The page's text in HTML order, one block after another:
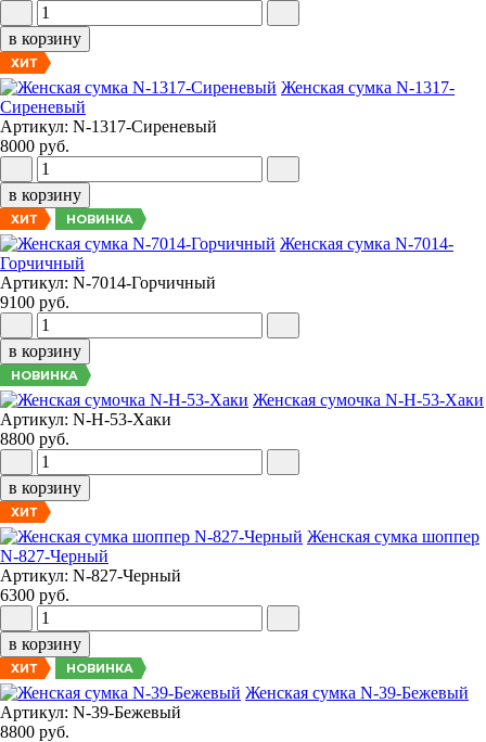
в корзину
ХИТ
Женская сумка N-1317-
Сиреневый
Артикул: N-1317-Сиреневый
8000 руб.
в корзину
ХИТ НОВИНКА
Женская сумка N-7014-
Горчичный
Артикул: N-7014-Горчичный
9100 руб.
в корзину
НОВИНКА
Женская сумочка N-H-53-Хаки
Артикул: N-H-53-Хаки
8800 руб.
в корзину
ХИТ
Женская сумка шоппер
N-827-Черный
Артикул: N-827-Черный
6300 руб.
в корзину
ХИТ НОВИНКА
Женская сумка N-39-Бежевый
Артикул: N-39-Бежевый
8800 руб.